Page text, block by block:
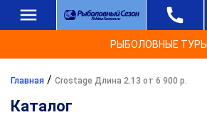
РЫБОЛОВНЫЕ ТУРЫ
Главная / Crostage Длина 2.13 от 6 900 р.
Каталог